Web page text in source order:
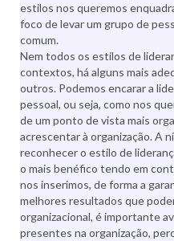
estilos nos queremos
foco de levar um grupo de
comum.
Nem todos os estilos de
contextos, há alguns mais
outros. Podemos encarar a
pessoal, ou seja, como nos
de um ponto de vista mais
acrescentar à organização. A
reconhecer o estilo de
o mais benéfico tendo em
nos inserimos, de forma a
melhores resultados que
organizacional, é importante
presentes na organização,